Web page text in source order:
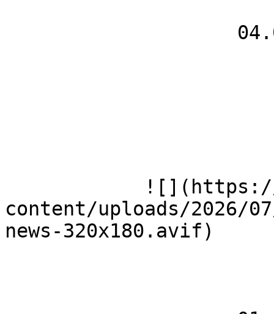
content/uploads/2026/
news-320x180.avif)